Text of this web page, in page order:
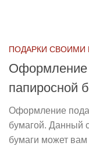
ПОДАРКИ СВОИМИ
Оформление
папиросной
Оформление
бумагой. Данный
бумаги может